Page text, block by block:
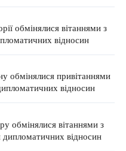
обмінялися вітаннями з
відносин
обмінялися привітаннями
відносин
обмінялися вітаннями з
дипломатичних відносин